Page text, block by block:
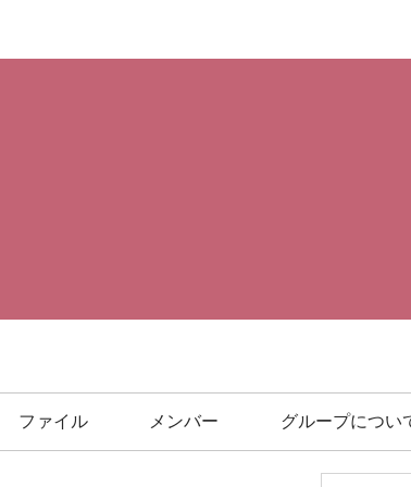
ファイル メンバー グループについ